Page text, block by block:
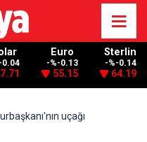
0.04
Euro
-%-0.13
55.15
Sterlin
-%-0.14
64.19
uçağı